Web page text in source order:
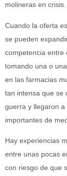
molineras en crisis.
Cuando la oferta
se pueden
competencia entre
tomando una o
en las farmacias
tan intensa que se
guerra y llegaron
importantes de
Hay experiencias
entre unas pocas
con riesgo de que